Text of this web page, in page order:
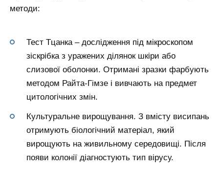
методи:
Тест Тцанка – дослідження під мікроскопом
зіскрібка з уражених ділянок шкіри або
слизової оболонки. Отримані зразки фарбують
методом Райта-Гімзе і вивчають на предмет
цитологічних змін.
Культуральне вирощування. З вмісту висипань
отримують біологічний матеріал, який
вирощують на живильному середовищі. Після
появи колонії діагностують тип вірусу.